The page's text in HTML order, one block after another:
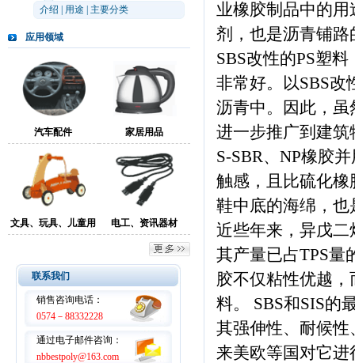
介绍 用途 主要分类
应用领域
汽车配件 家居用品
文具、玩具、儿童用
电工、资讯器材
联系我们
销售咨询电话：
0574－ 88332228
通过电子邮件咨询：
nbbestpoly@163.com
业橡胶制品中的用
剂，也是沥青铺
SBS改性的PS塑
非常好。以SBS改
沥青中。因此，
进一步推广到建筑
S-SBR、NP橡胶
触感，且比硫化
鞋中底的海绵，
近些年来，异戊二
其产量已占TPS量
胶不仅粘性优越
料。 SBS和SIS的
其强伸性、耐候
来美欧等国对它进